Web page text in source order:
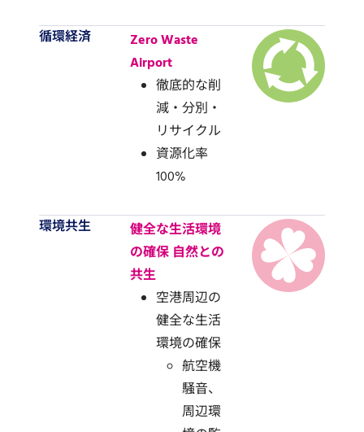
循環経済
Zero Waste
Airport
徹底的な削
減・分別・
リサイクル
資源化率
100%
環境共生
健全な生活環境
の確保 自然との
共生
空港周辺の
健全な生活
環境の確保
航空機
騒音、
周辺環